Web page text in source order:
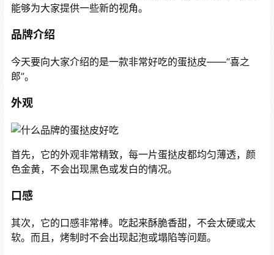
能够为大家提供一些新的视角。
品牌介绍
今天要向大家介绍的是一款非常好吃的蛋挞皮——“喜之
郎”。
外观
首先，它的外观非常精致，每一片蛋挞皮都均匀薄透，颜
色金黄，不会出现黑色或发白的情况。
口感
其次，它的口感非常棒。吃起来酥脆香甜，不会太硬或太
软。而且，烤制时不会出现起泡或塌陷等问题。